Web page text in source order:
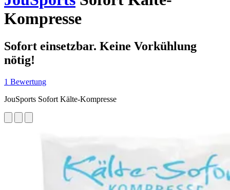
Kompresse
Sofort einsetzbar. Keine Vorkühlung
nötig!
1 Bewertung
JouSports Sofort Kälte-Kompresse